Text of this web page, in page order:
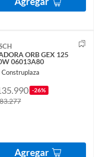
ORB GEX 125
06013A80
Construplaza
-26%
Agregar